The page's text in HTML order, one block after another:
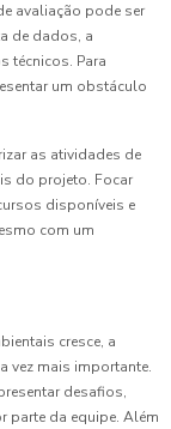
avaliação pode ser
de dados, a
técnicos. Para
um obstáculo
as atividades de
do projeto. Focar
disponíveis e
com um
cresce, a
vez mais importante.
desafios,
parte da equipe. Além